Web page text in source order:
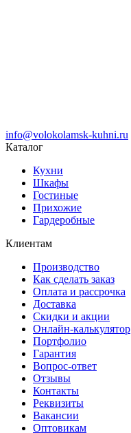
info@volokolamsk-kuhni.ru
Каталог
Кухни
Шкафы
Гостиные
Прихожие
Гардеробные
Клиентам
Производство
Как сделать заказ
Оплата и рассрочка
Доставка
Скидки и акции
Онлайн-калькулятор
Портфолио
Гарантия
Вопрос-ответ
Отзывы
Контакты
Реквизиты
Вакансии
Оптовикам